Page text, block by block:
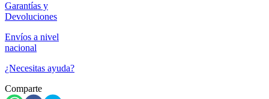
Garantías y
Devoluciones
Envíos a nivel
nacional
¿Necesitas ayuda?
Comparte